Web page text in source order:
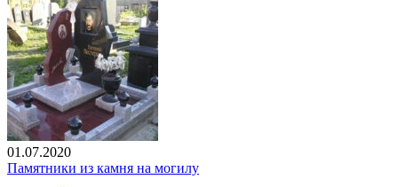
01.07.2020
Памятники из камня на могилу